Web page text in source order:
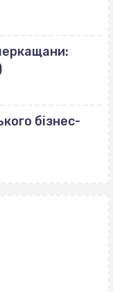
бізнес-